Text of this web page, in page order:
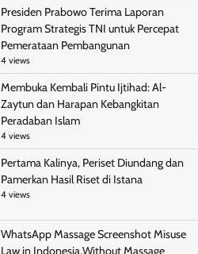
Presiden Prabowo Terima Laporan
Program Strategis TNI untuk Percepat
Pemerataan Pembangunan
4 views
Membuka Kembali Pintu Ijtihad: Al-
Zaytun dan Harapan Kebangkitan
Peradaban Islam
4 views
Pertama Kalinya, Periset Diundang dan
Pamerkan Hasil Riset di Istana
4 views
WhatsApp Massage Screenshot Misuse
Law in Indonesia,Without Massage